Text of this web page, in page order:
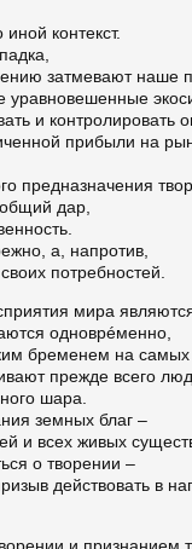
контекст.
затмевают наше
уравновешенные
и контролировать
прибыли на
предназначения
дар,
а, напротив,
потребностей.
мира
одноврéменно,
бременем на
прежде всего
шара.
земных благ –
и всех живых
о творении –
действовать в